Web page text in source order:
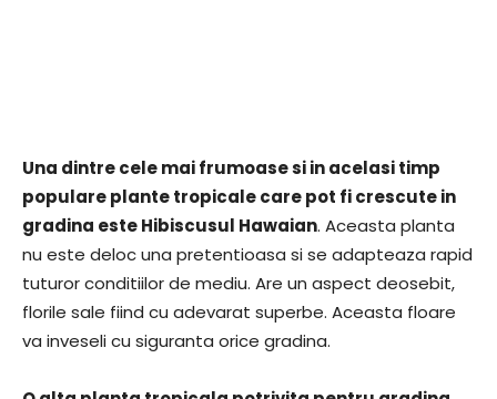
Una dintre cele mai frumoase si in acelasi timp
populare plante tropicale care pot fi crescute in
gradina este Hibiscusul Hawaian. Aceasta planta
nu este deloc una pretentioasa si se adapteaza rapid
tuturor conditiilor de mediu. Are un aspect deosebit,
florile sale fiind cu adevarat superbe. Aceasta floare
va inveseli cu siguranta orice gradina.